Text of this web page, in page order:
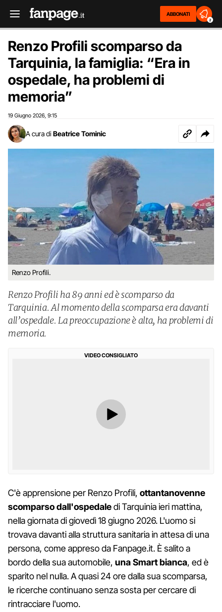
ABBONATI
2
Renzo Profili scomparso da
Tarquinia, la famiglia: “Era in
ospedale, ha problemi di
memoria”
19 Giugno 2026 9:15
A cura di Beatrice Tominic
Renzo Profili.
Renzo Profili ha 89 anni ed è scomparso da
Tarquinia. Al momento della scomparsa era davanti
all’ospedale. La preoccupazione è alta, ha problemi di
memoria.
VIDEO CONSIGLIATO
C'è apprensione per Renzo Profili, ottantanovenne
scomparso dall'ospedaledi Tarquinia ieri mattina,
nella giornata di giovedì 18 giugno 2026. L'uomo si
trovava davanti alla struttura sanitaria in attesa di una
persona, come appreso da Fanpage.it. È salito a
bordo della sua automobile, una Smart bianca, ed è
sparito nel nulla. A quasi 24 ore dalla sua scomparsa,
le ricerche continuano senza sosta per cercare di
rintracciare l'uomo.